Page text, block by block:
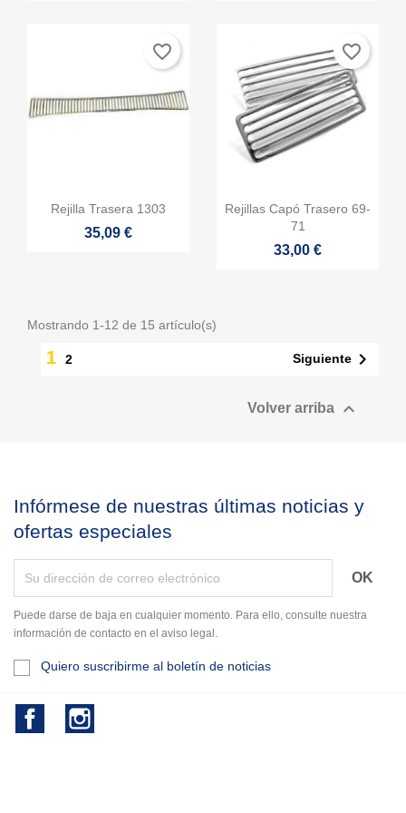
Vista rápida
Rejilla Trasera 1303
35,09 €
favorite_border
 Vista rápida
Rejillas Capó Trasero 69-
71
33,00 €
favorite_border
Mostrando 1-12 de 15 artículo(s)
1 2 Siguiente 
Volver arriba 
Infórmese de nuestras últimas noticias y
ofertas especiales
Puede darse de baja en cualquier momento. Para ello, consulte nuestra
información de contacto en el aviso legal.
Quiero suscribirme al boletín de noticias
Facebook